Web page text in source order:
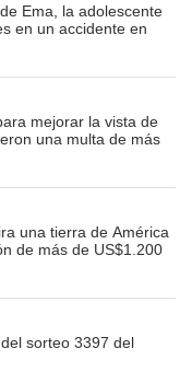
Ema, la adolescente
en un accidente en
mejorar la vista de
una multa de más
una tierra de América
de más de US$1.200
sorteo 3397 del